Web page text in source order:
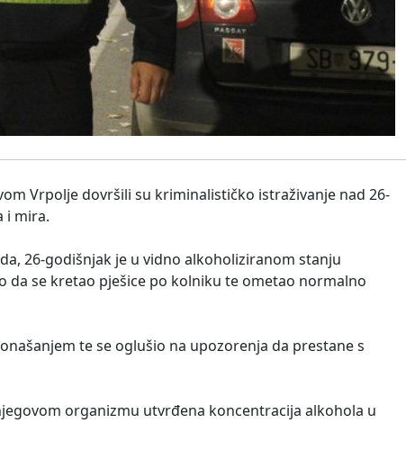
Vrpolje dovršili su kriminalističko istraživanje nad 26-
i mira.
26-godišnjak je u vidno alkoholiziranom stanju
da se kretao pješice po kolniku te ometao normalno
te se oglušio na upozorenja da prestane s
organizmu utvrđena koncentracija alkohola u